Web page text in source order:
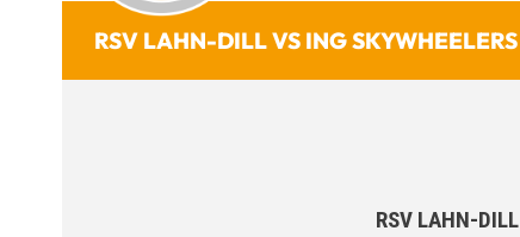
RSV LAHN-DILL VS ING SKYWHEELERS
RSV LAHN-DILL